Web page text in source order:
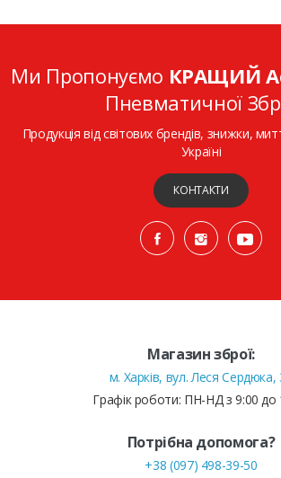
Ми Пропонуємо КРАЩИЙ
Пневматичної
Продукція від світових брендів, знижки,
Україні
КОНТАКТИ
Магазин зброї:
м. Харків, вул. Леся Сердюка,
Графік роботи: ПН-НД з 9:00 до
Потрібна допомога?
+38 (097) 498-39-50